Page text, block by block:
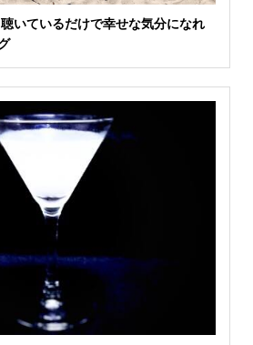
聴いているだけで幸せな気分になれ